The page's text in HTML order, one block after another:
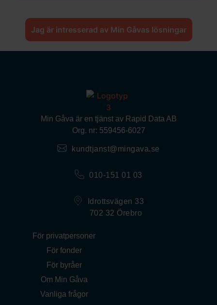
Jag är intresserad av Min Gåvas lösningar
kundtjanst@mingava.se
010-151 01 03
Idrottsvägen 33
702 32 Örebro
Min Gåva är en tjänst av Rapid Data AB
Org. nr: 559456-6027
För privatpersoner
För fonder
För byråer
Om Min Gåva
Vanliga frågor